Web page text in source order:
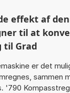
effekt af
til at
til Grad
er det
sammen
'790